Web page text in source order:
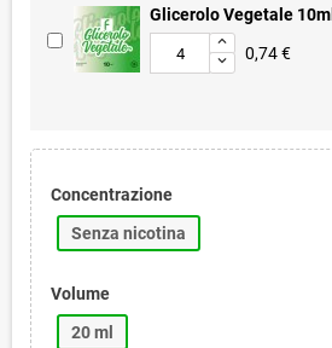
Glicerolo Vegetale 10ml
0,74 €
Concentrazione
Senza nicotina
Volume
20 ml